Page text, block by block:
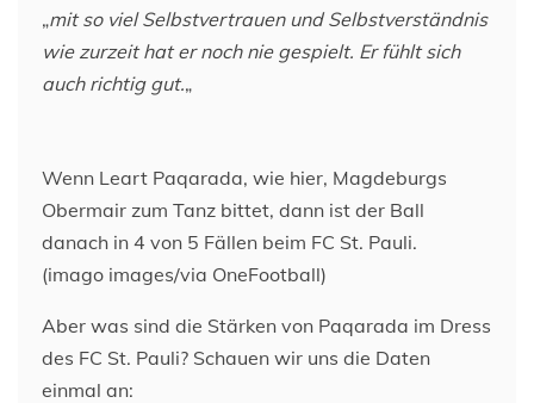
„mit so viel Selbstvertrauen und Selbstverständnis
wie zurzeit hat er noch nie gespielt. Er fühlt sich
auch richtig gut.„
Wenn Leart Paqarada, wie hier, Magdeburgs
Obermair zum Tanz bittet, dann ist der Ball
danach in 4 von 5 Fällen beim FC St. Pauli.
(imago images/via OneFootball)
Aber was sind die Stärken von Paqarada im Dress
des FC St. Pauli? Schauen wir uns die Daten
einmal an: